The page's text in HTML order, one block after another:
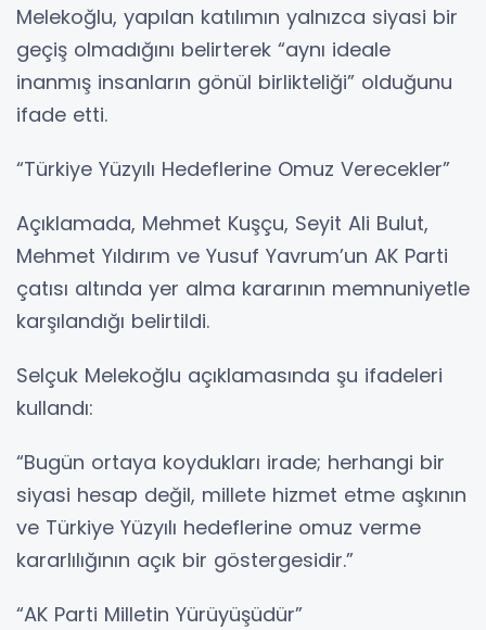
Melekoğlu, yapılan katılımın yalnızca siyasi bir
geçiş olmadığını belirterek “aynı ideale
inanmış insanların gönül birlikteliği” olduğunu
ifade etti.
“Türkiye Yüzyılı Hedeflerine Omuz Verecekler”
Açıklamada, Mehmet Kuşçu, Seyit Ali Bulut,
Mehmet Yıldırım ve Yusuf Yavrum’un AK Parti
çatısı altında yer alma kararının memnuniyetle
karşılandığı belirtildi.
Selçuk Melekoğlu açıklamasında şu ifadeleri
kullandı:
“Bugün ortaya koydukları irade; herhangi bir
siyasi hesap değil, millete hizmet etme aşkının
ve Türkiye Yüzyılı hedeflerine omuz verme
kararlılığının açık bir göstergesidir.”
“AK Parti Milletin Yürüyüşüdür”